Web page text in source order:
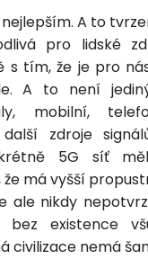
A to
pro lidské
s tím, že je pro
A to není
mobilní,
zdroje
5G síť
má vyšší
ale nikdy
existence
civilizace nemá